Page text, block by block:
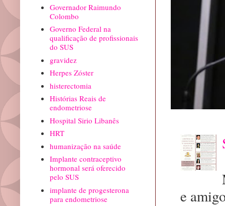
e
Governador Raimundo
Colombo
Governo Federal na
qualificação de profissionais
do SUS
gravidez
Herpes Zóster
histerectomia
Histórias Reais de
endometriose
Hospital Sirio Libanês
HRT
humanização na saúde
Implante contraceptivo
hormonal será oferecido
pelo SUS
implante de progesterona
para endometriose